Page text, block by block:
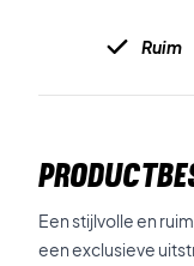
Ruim
Een stijlvolle en
een exclusieve